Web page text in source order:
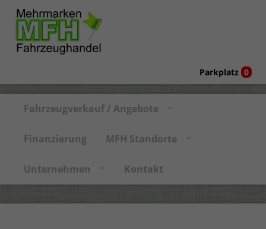
Parkplatz 0
Fahrzeugverkauf / Angebote
Finanzierung MFH Standorte
Unternehmen Kontakt